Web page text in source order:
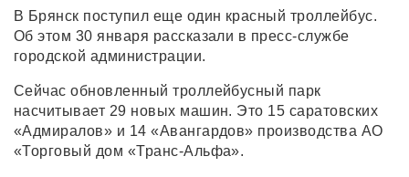
В Брянск поступил еще один красный троллейбус.
Об этом 30 января рассказали в пресс-службе
городской администрации.
Сейчас обновленный троллейбусный парк
насчитывает 29 новых машин. Это 15 саратовских
«Адмиралов» и 14 «Авангардов» производства АО
«Торговый дом «Транс-Альфа».